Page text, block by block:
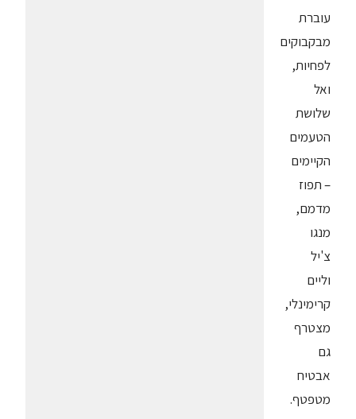
עוברת
מבקבוקים
לפחיות,
ואל
שלושת
הטעמים
הקיימים
– תפוז
מדמם,
מנגו
צ'יל
וליים
קרימינלי,
מצטרף
גם
אבטיח
מטפטף.